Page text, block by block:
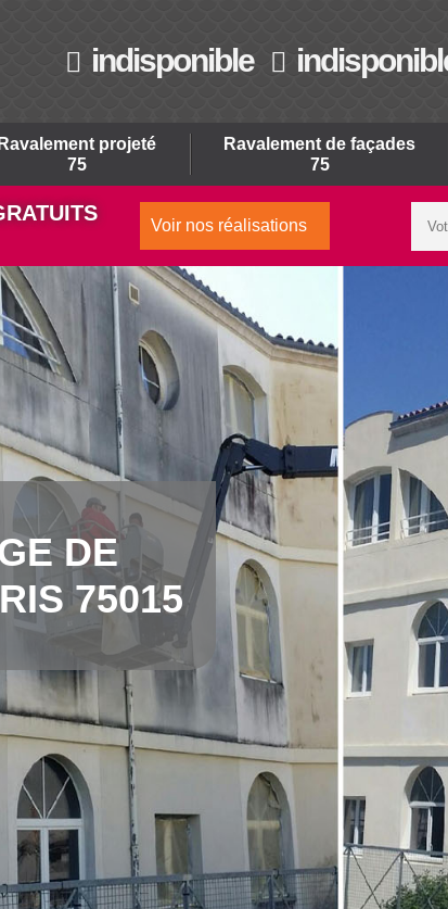
indisponible
Ravalement projeté
75
Ravalement de façades
75
Voir nos réalisations
DE
75015